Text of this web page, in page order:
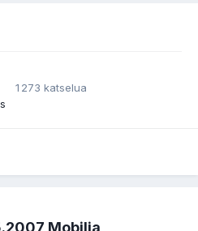
1 273 katselua
Mobilia,